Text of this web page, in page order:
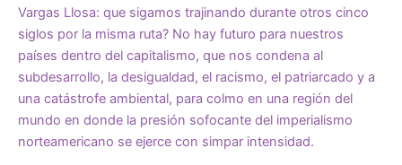
Vargas Llosa: que sigamos trajinando durante otros cinco
siglos por la misma ruta? No hay futuro para nuestros
países dentro del capitalismo, que nos condena al
subdesarrollo, la desigualdad, el racismo, el patriarcado y a
una catástrofe ambiental, para colmo en una región del
mundo en donde la presión sofocante del imperialismo
norteamericano se ejerce con simpar intensidad.